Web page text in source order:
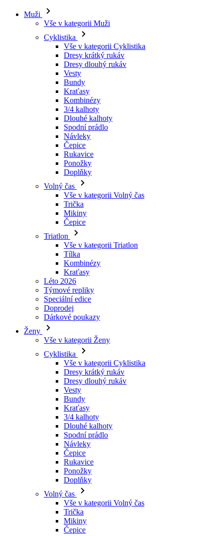
Dresy dlouhý rukáv
Vesty
Bundy
Kraťasy
Kombinézy
3/4 kalhoty
Dlouhé kalhoty
Spodní prádlo
Návleky
Čepice
Rukavice
Ponožky
Doplňky
Volný čas
Vše v kategorii Volný čas
Trička
Mikiny
Čepice
Triatlon
Vše v kategorii Triatlon
Tílka
Kombinézy
Kraťasy
Léto 2026
Týmové repliky
Speciální edice
Doprodej
Dárkové poukazy
Ženy
Vše v kategorii Ženy
Cyklistika
Vše v kategorii Cyklistika
Dresy dlouhý rukáv
Vesty
Bundy
Kraťasy
3/4 kalhoty
Dlouhé kalhoty
Spodní prádlo
Návleky
Čepice
Rukavice
Ponožky
Doplňky
Volný čas
Vše v kategorii Volný čas
Trička
Mikiny
Čepice
Triatlon
Vše v kategorii Triatlon
Tílka
Kombinézy